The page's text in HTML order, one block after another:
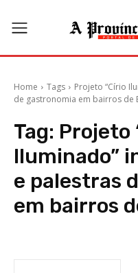
Home Tags
Projeto “Círio
de gastronomia em bairros de
Tag: Projeto
Iluminado”
e palestras
em bairros